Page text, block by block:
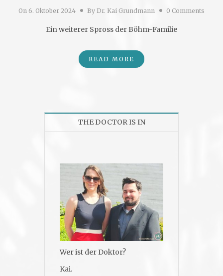
On 6. Oktober 2024 By Dr. Kai Grundmann 0 Comments
Ein weiterer Spross der Böhm-Familie
READ MORE
THE DOCTOR IS IN
Wer ist der Doktor?
Kai.